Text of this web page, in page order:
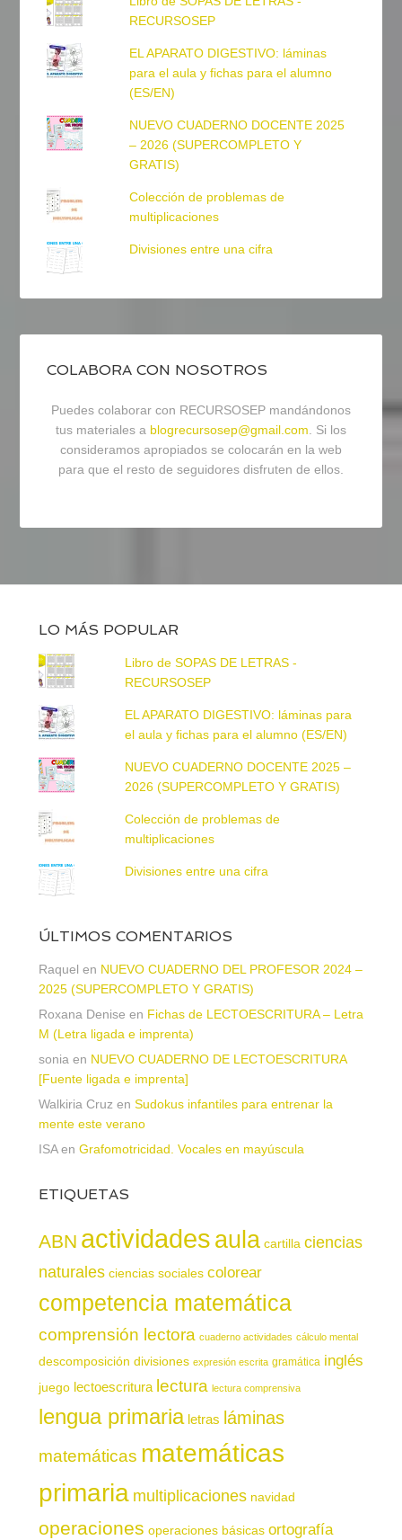
RECURSOSEP
EL APARATO DIGESTIVO: láminas
para el aula y fichas para el alumno
(ES/EN)
NUEVO CUADERNO DOCENTE 2025
– 2026 (SUPERCOMPLETO Y
GRATIS)
Colección de problemas de
multiplicaciones
Divisiones entre una cifra
COLABORA CON NOSOTROS
Puedes colaborar con RECURSOSEP mandándonos
tus materiales a blogrecursosep@gmail.com. Si los
consideramos apropiados se colocarán en la web
para que el resto de seguidores disfruten de ellos.
LO MÁS POPULAR
Libro de SOPAS DE LETRAS -
RECURSOSEP
EL APARATO DIGESTIVO: láminas para
el aula y fichas para el alumno (ES/EN)
NUEVO CUADERNO DOCENTE 2025 –
2026 (SUPERCOMPLETO Y GRATIS)
Colección de problemas de
multiplicaciones
Divisiones entre una cifra
ÚLTIMOS COMENTARIOS
Raquel en NUEVO CUADERNO DEL PROFESOR 2024 –
2025 (SUPERCOMPLETO Y GRATIS)
Roxana Denise en Fichas de LECTOESCRITURA – Letra
M (Letra ligada e imprenta)
sonia en NUEVO CUADERNO DE LECTOESCRITURA
[Fuente ligada e imprenta]
Walkiria Cruz en Sudokus infantiles para entrenar la
mente este verano
ISAen Grafomotricidad. Vocales en mayúscula
ETIQUETAS
ABN actividadesaula cartilla ciencias
naturales ciencias sociales colorear
competencia matemática
comprensión lectora cuaderno actividades cálculo mental
descomposición divisiones expresión escrita gramática inglés
juego lectoescritura lectura lectura comprensiva
lengua primaria letras láminas
matemáticas matemáticas
primaria multiplicaciones navidad
operaciones operaciones básicas ortografía